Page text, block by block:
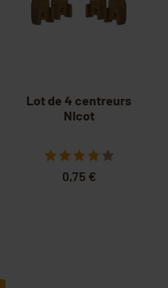
Lot de 4 centreurs
Nicot
0,75 €